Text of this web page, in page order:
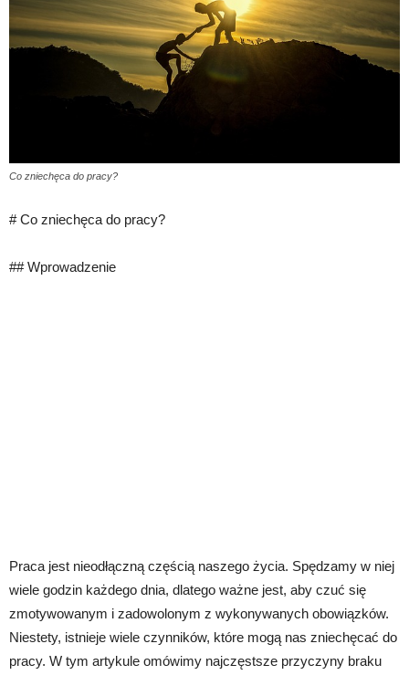
Co zniechęca do pracy?
# Co zniechęca do pracy?
## Wprowadzenie
Praca jest nieodłączną częścią naszego życia. Spędzamy w niej
wiele godzin każdego dnia, dlatego ważne jest, aby czuć się
zmotywowanym i zadowolonym z wykonywanych obowiązków.
Niestety, istnieje wiele czynników, które mogą nas zniechęcać do
pracy. W tym artykule omówimy najczęstsze przyczyny braku